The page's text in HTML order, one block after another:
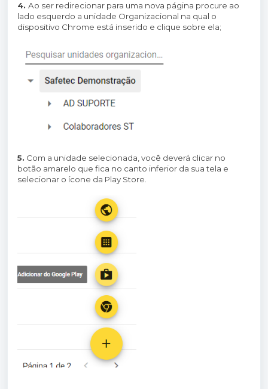
4. Ao ser redirecionar para uma nova página procure ao
lado esquerdo a unidade Organizacional na qual o
dispositivo Chrome está inserido e clique sobre ela;
5. Com a unidade selecionada, você deverá clicar no
botão amarelo que fica no canto inferior da sua tela e
selecionar o ícone da Play Store.